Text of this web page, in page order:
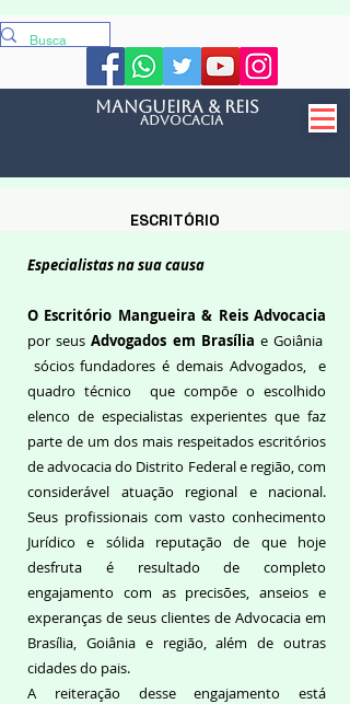
mangueira & reis
Advocacia
ESCRITÓRIO
Especialistas na sua causa
O Escritório Mangueira & Reis Advocacia
por seusAdvogados em Brasília e Goiânia
sócios fundadores é demais Advogados, e
quadro técnico que compõe o escolhido
elenco de especialistas experientes que faz
parte de um dos mais respeitados escritórios
de advocacia do Distrito Federal e região, com
considerável atuação regional e nacional.
Seus profissionais com vasto conhecimento
Jurídico e sólida reputação de que hoje
desfruta é resultado de completo
engajamento com as precisões, anseios e
experanças de seus clientes de Advocacia em
Brasília, Goiânia e região, além de outras
cidades do pais.
A reiteração desse engajamento está